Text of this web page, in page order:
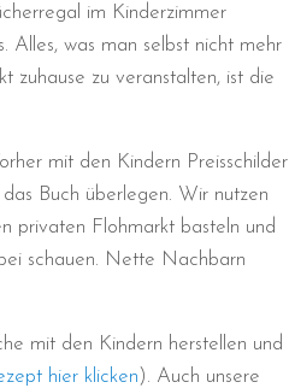
im Kinderzimmer
Alles, was man selbst nicht mehr
zuhause zu veranstalten, ist die
mit den Kindern Preisschilder
Buch überlegen. Wir nutzen
privaten Flohmarkt basteln und
schauen. Nette Nachbarn
mit den Kindern herstellen und
hier klicken). Auch unsere